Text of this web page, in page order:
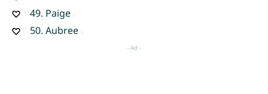
49. Paige
50. Aubree